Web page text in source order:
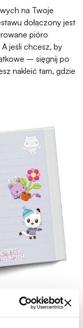
na Twoje
dołączony jest
pióro
jeśli chcesz, by
– sięgnij po
nakleić tam, gdzie